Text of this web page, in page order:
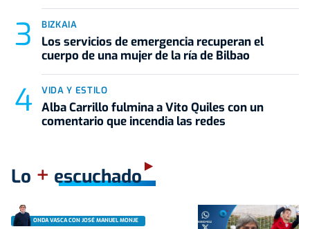
BIZKAIA
Los servicios de emergencia recuperan el
cuerpo de una mujer de la ría de Bilbao
VIDA Y ESTILO
Alba Carrillo fulmina a Vito Quiles con un
comentario que incendia las redes
Lo + escuchado
ONDA VASCA CON JOSÉ MANUEL MONJE